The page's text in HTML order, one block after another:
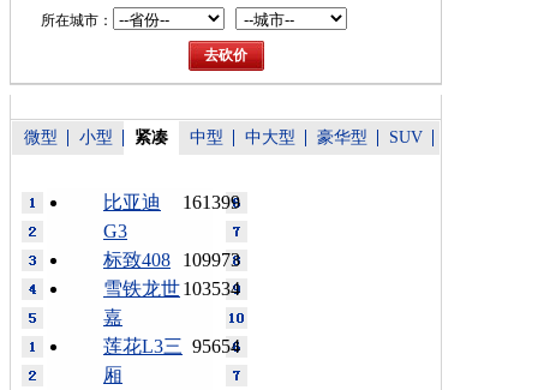
所在城市：
微型 小型 紧凑 中型 中大型 豪华型 SUV
161399
比亚迪
G3
109973
标致408
103534
雪铁龙世
嘉
95654
莲花L3三
厢